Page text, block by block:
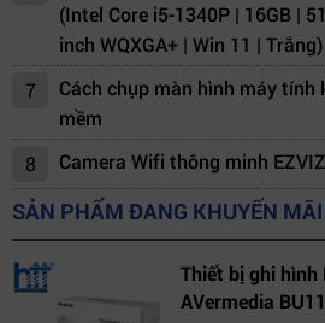
(Intel Core i5-1340P | 16GB |
inch WQXGA+ | Win 11 | Trắng)
7
Cách chụp màn hình máy tính
mềm
8
Camera Wifi thông minh
SẢN PHẨM ĐANG KHUYẾN MÃI
Thiết bị ghi hình
AVermedia